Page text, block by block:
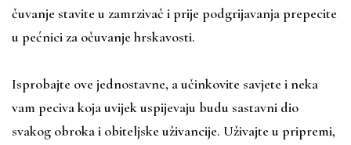
čuvanje stavite u zamrzivač i prije podgrijavanja prepecite
u pećnici za očuvanje hrskavosti.
Isprobajte ove jednostavne, a učinkovite savjete i neka
vam peciva koja uvijek uspijevaju budu sastavni dio
svakog obroka i obiteljske uživancije. Uživajte u pripremi,